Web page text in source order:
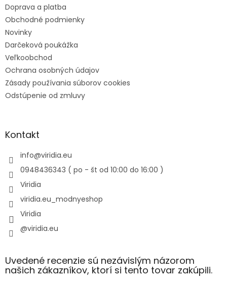
Doprava a platba
Obchodné podmienky
Novinky
Darčeková poukážka
Veľkoobchod
Ochrana osobných údajov
Zásady používania súborov cookies
Odstúpenie od zmluvy
Kontakt
info@viridia.eu
0948436343 ( po - št od 10:00 do 16:00 )
Viridia
viridia.eu_modnyeshop
Viridia
@viridia.eu
Uvedené recenzie sú nezávislým názorom
našich zákazníkov, ktorí si tento tovar zakúpili.